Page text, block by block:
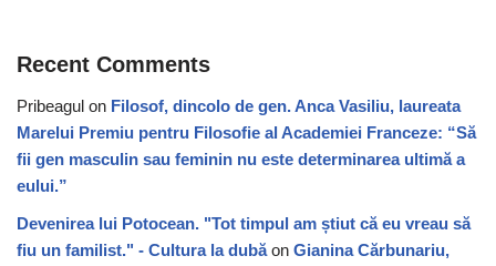
Recent Comments
Pribeagul on Filosof, dincolo de gen. Anca Vasiliu, laureata
Marelui Premiu pentru Filosofie al Academiei Franceze: “Să
fii gen masculin sau feminin nu este determinarea ultimă a
eului.”
Devenirea lui Potocean. "Tot timpul am știut că eu vreau să
fiu un familist." - Cultura la dubăon Gianina Cărbunariu,